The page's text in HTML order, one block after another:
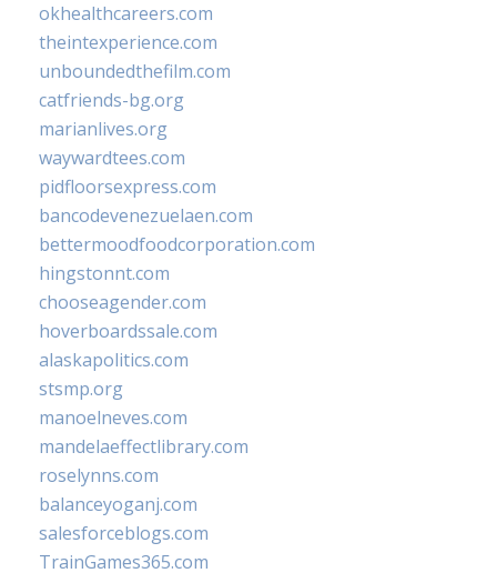
okhealthcareers.com
theintexperience.com
unboundedthefilm.com
catfriends-bg.org
marianlives.org
waywardtees.com
pidfloorsexpress.com
bancodevenezuelaen.com
bettermoodfoodcorporation.com
hingstonnt.com
chooseagender.com
hoverboardssale.com
alaskapolitics.com
stsmp.org
manoelneves.com
mandelaeffectlibrary.com
roselynns.com
balanceyoganj.com
salesforceblogs.com
TrainGames365.com